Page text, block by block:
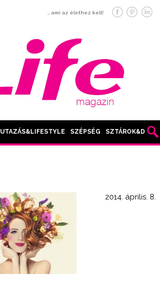
… ami az élethez kell!
UTAZÁS&LIFESTYLE SZÉPSÉG SZTÁROK&DIVAT
2014. április. 8.